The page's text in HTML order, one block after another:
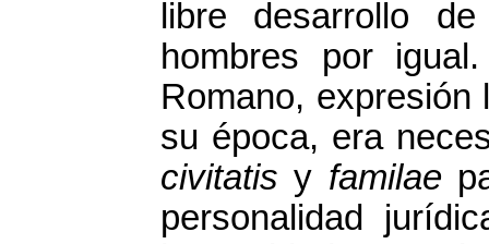
libre desarrollo
hombres por
Romano,
su época, era
civitatisy familae
personalidad